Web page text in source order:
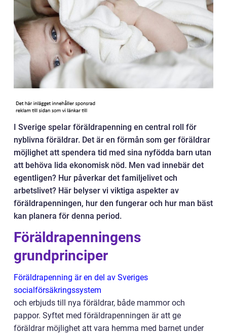
I Sverige spelar föräldrapenning en central roll för
nyblivna föräldrar. Det är en förmån som ger föräldrar
möjlighet att spendera tid med sina nyfödda barn utan
att behöva lida ekonomisk nöd. Men vad innebär det
egentligen? Hur påverkar det familjelivet och
arbetslivet? Här belyser vi viktiga aspekter av
föräldrapenningen, hur den fungerar och hur man bäst
kan planera för denna period.
Föräldrapenningens
grundprinciper
Föräldrapenning är en del av Sveriges
socialförsäkringssystem
och erbjuds till nya föräldrar, både mammor och
pappor. Syftet med föräldrapenningen är att ge
föräldrar möjlighet att vara hemma med barnet under